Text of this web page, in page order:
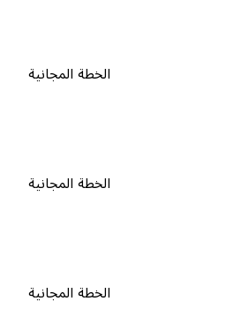
الخطة المجانية
الخطة المجانية
الخطة المجانية